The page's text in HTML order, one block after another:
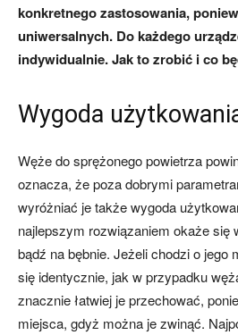
konkretnego zastosowania,
uniwersalnych. Do każdego
indywidualnie. Jak to zrobić i co
Wygoda
Węże do sprężonego powietrza
oznacza, że poza dobrymi
wyróżniać je także wygoda
najlepszym rozwiązaniem okaże się
bądź na bębnie. Jeżeli chodzi o jego
się identycznie, jak w przypadku
znacznie łatwiej je przechować,
miejsca, gdyż można je zwinąć.